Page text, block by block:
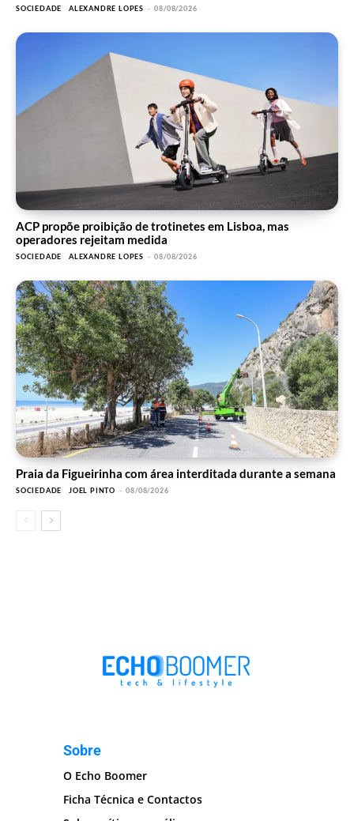
SOCIEDADE ALEXANDRE LOPES - 08/08/2026
ACP propõe proibição de trotinetes em Lisboa, mas
operadores rejeitam medida
SOCIEDADE ALEXANDRE LOPES - 08/08/2026
Praia da Figueirinha com área interditada durante a semana
SOCIEDADE JOEL PINTO - 08/08/2026
Sobre
O Echo Boomer
Ficha Técnica e Contactos